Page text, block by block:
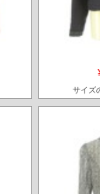
サイズ